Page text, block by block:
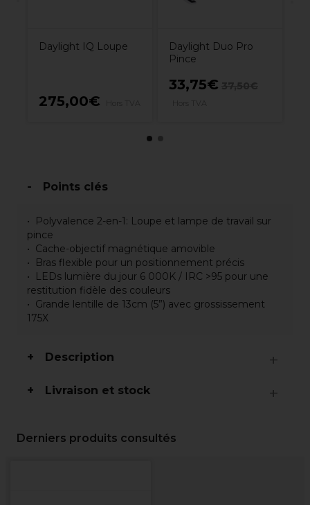
Daylight IQ Loupe
275,00€
Daylight Duo Pro
Pince
33,75€
Points clés
Polyvalence 2-en-1: Loupe et lampe de travail sur
pince
Cache-objectif magnétique amovible
Bras flexible pour un positionnement précis
LEDs lumière du jour 6 000K / IRC >95 pour une
restitution fidèle des couleurs
Grande lentille de 13cm (5”) avec grossissement
175X
Description
Livraison et stock
Derniers produits consultés